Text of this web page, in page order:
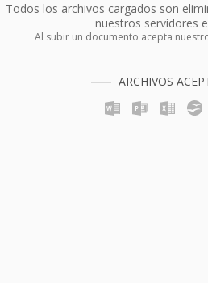
Todos los archivos cargados son
nuestros servidores
Al subir un documento acepta
ARCHIVOS